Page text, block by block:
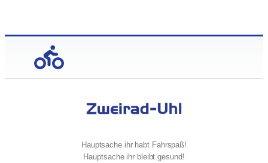
Hauptsache ihr habt Fahrspaß!
Hauptsache ihr bleibt gesund!